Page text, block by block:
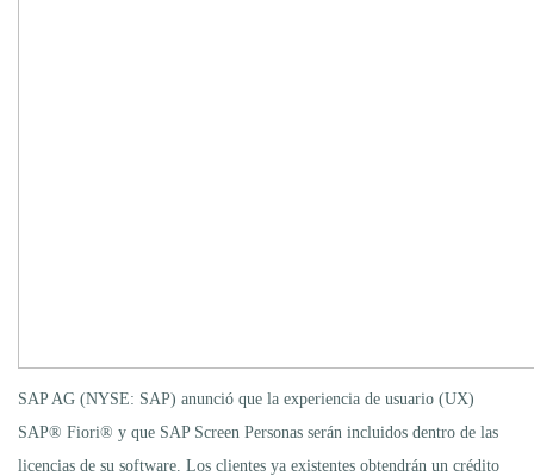
SAP AG (NYSE: SAP) anunció que la experiencia de usuario (UX)
SAP® Fiori® y que SAP Screen Personas serán incluidos dentro de las
licencias de su software. Los clientes ya existentes obtendrán un crédito